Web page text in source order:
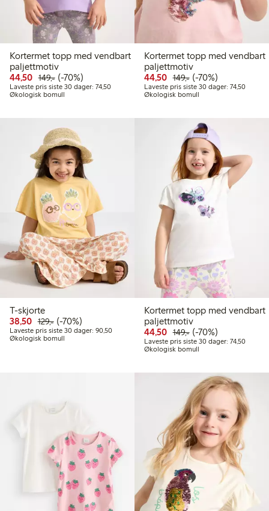
Kortermet topp med vendbart
paljettmotiv
44,50 Rabattert pris: 44,50 kr
149,-Vanlig pris: 149,00 kr
70% rabatt
(-70%)
Laveste pris siste 30 dager: 74,50Laveste pris siste 30 dager: 74,50 kr
Økologisk bomull
Kortermet topp med vendbart
paljettmotiv
44,50 Rabattert pris: 44,50 kr
149,-Vanlig pris: 149,00
70% rabatt
(-70%)
Laveste pris siste 30 dager: 74,50
Økologisk bomull
T-skjorte
38,50 Rabattert pris: 38,50 kr
129,-Vanlig pris: 129,00 kr
70% rabatt
(-70%)
Laveste pris siste 30 dager: 90,50Laveste pris siste 30 dager: 90,50 kr
Økologisk bomull
Kortermet topp med vendbart
paljettmotiv
44,50 Rabattert pris: 44,50 kr
149,-Vanlig pris: 149,00
70% rabatt
(-70%)
Laveste pris siste 30 dager: 74,50
Økologisk bomull